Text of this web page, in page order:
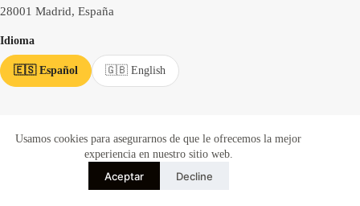
Usamos cookies para asegurarnos de que le ofrecemos la mejor
experiencia en nuestro sitio web.
Aceptar Decline
28001 Madrid, España
Idioma
🇪🇸 Español 🇬🇧 English